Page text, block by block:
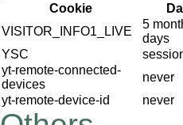
Cookie
VISITOR_INFO1_LIVE
5
days
YSC
yt-remote-connected-
devices
never
yt-remote-device-id
never